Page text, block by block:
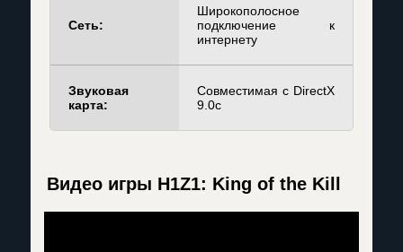
Сеть:
Широкополосное
подключение к
интернету
Звуковая
карта:
Совместимая с DirectX
9.0c
Видео игры H1Z1: King of the Kill